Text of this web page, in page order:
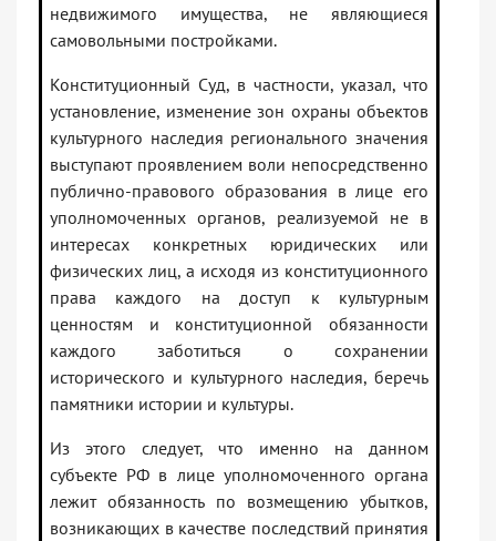
недвижимого имущества, не являющиеся
самовольными постройками.
Конституционный Суд, в частности, указал, что
установление, изменение зон охраны объектов
культурного наследия регионального значения
выступают проявлением воли непосредственно
публично-правового образования в лице его
уполномоченных органов, реализуемой не в
интересах конкретных юридических или
физических лиц, а исходя из конституционного
права каждого на доступ к культурным
ценностям и конституционной обязанности
каждого заботиться о сохранении
исторического и культурного наследия, беречь
памятники истории и культуры.
Из этого следует, что именно на данном
субъекте РФ в лице уполномоченного органа
лежит обязанность по возмещению убытков,
возникающих в качестве последствий принятия